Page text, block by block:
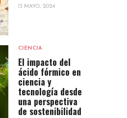
13 MAYO, 2024
CIENCIA
El impacto del
ácido fórmico en
ciencia y
tecnología desde
una perspectiva
de sostenibilidad